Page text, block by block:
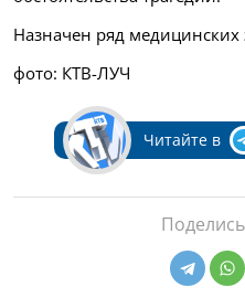
Назначен ряд медицинских
фото: КТВ-ЛУЧ
Читайте в